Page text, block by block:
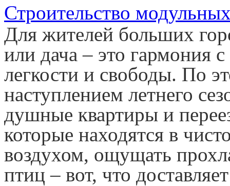
Строительство
Для жителей больших
или дача – это
легкости и свободы. По
наступлением летнего
душные квартиры и
которые находятся в
воздухом, ощущать
птиц – вот, что